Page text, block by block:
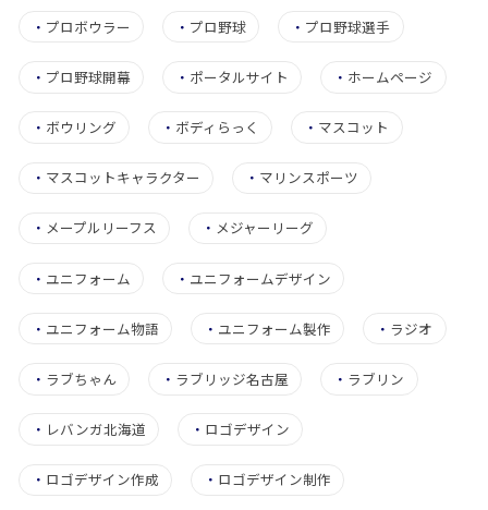
・ プロボウラー ・ プロ野球 ・ プロ野球選手
・ プロ野球開幕 ・ ポータルサイト ・ ホームページ
・ ボウリング ・ ボディらっく ・ マスコット
・ マスコットキャラクター ・ マリンスポーツ
・ メープルリーフス ・ メジャーリーグ
・ ユニフォーム ・ ユニフォームデザイン
・ ユニフォーム物語 ・ ユニフォーム製作 ・ ラジオ
・ ラブちゃん ・ ラブリッジ名古屋 ・ ラブリン
・ レバンガ北海道 ・ ロゴデザイン
・ ロゴデザイン作成 ・ ロゴデザイン制作